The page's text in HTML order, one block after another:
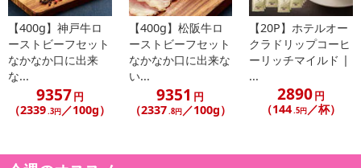
こちらの情報は2026-07-09 14:02:14.0での情報となります。
【400g】神戸牛ロ
ーストビーフセット
なかなか口に出来
な...
9357円
（2339.3円 ／100g）
【400g】松阪牛ロ
ーストビーフセット
なかなか口に出来な
い...
9351 円
（2337.8円／100g）
【20P】ホテルオー
クラドリップコーヒ
ーリッチマイルド |
...
2890円
（144.5円 ／杯）